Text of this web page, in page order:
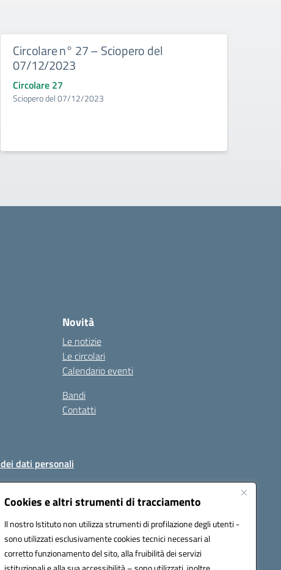
Cookies e altri strumenti di tracciamento
Il nostro Istituto non utilizza strumenti di profilazione degli utenti -
sono utilizzati esclusivamente cookies tecnici necessari al
corretto funzionamento del sito, alla fruibilità dei servizi
Circolare n° 27 – Sciopero del
07/12/2023
Circolare 27
Sciopero del 07/12/2023
Novità
Le notizie
Le circolari
Calendario eventi
Bandi
Contatti
dati personali